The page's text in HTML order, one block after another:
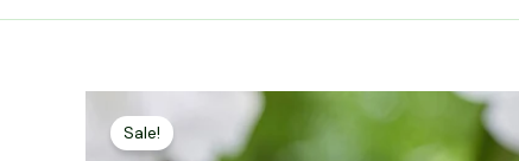
Sale!